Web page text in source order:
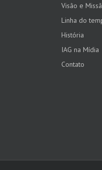
Visão e
Linha do
História
IAG na Mídia
Contato